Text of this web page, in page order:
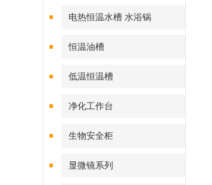
电热恒温水槽 水浴锅
恒温油槽
低温恒温槽
净化工作台
生物安全柜
显微镜系列